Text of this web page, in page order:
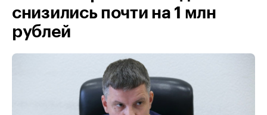
снизились почти на 1 млн
рублей